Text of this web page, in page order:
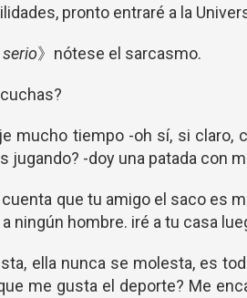
pronto entraré a la
》nótese el sarcasmo.
mucho tiempo -oh sí, si claro,
jugando? -doy una patada con
que tu amigo el saco es
ningún hombre. iré a tu casa
ella nunca se molesta, es
me gusta el deporte? Me